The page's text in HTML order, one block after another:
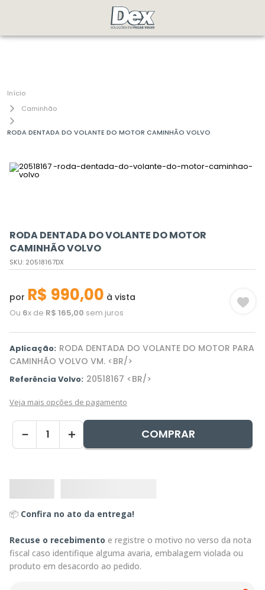
Caminhão
RODA DENTADA DO VOLANTE DO MOTOR CAMINHÃO VOLVO
RODA DENTADA DO VOLANTE DO MOTOR
CAMINHÃO VOLVO
SKU: 20518167DX
por R$ 990,00 à vista
Ou 6x de R$ 165,00 sem juros
Aplicação: RODA DENTADA DO VOLANTE DO MOTOR PARA
CAMINHÃO VOLVO VM. <BR/>
Referência Volvo: 20518167 <BR/>
Veja mais opções de pagamento
＋
－ COMPRAR
📦 Confira no ato da entrega!
Recuse o recebimento e registre o motivo no verso da nota
fiscal caso identifique alguma avaria, embalagem violada ou
produto em desacordo ao pedido.